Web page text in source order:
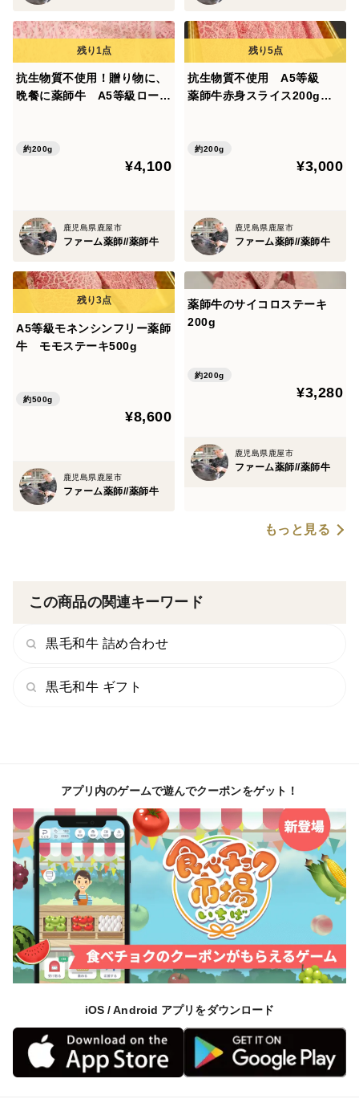
抗生物質不使用！贈り物に、
晩餐に薬師牛 A5等級ロース
約200g
¥4,100
鹿児島県鹿屋市
ファーム薬師//薬師牛
抗生物質不使用 A5等級
薬師牛赤身スライス200g
約200g
¥3,000
鹿児島県鹿屋市
ファーム薬師//薬師牛
A5等級モネンシンフリー薬師
牛 モモステーキ500g
約500g
¥8,600
鹿児島県鹿屋市
ファーム薬師//薬師牛
薬師牛のサイコロステーキ
200g
約200g
¥3,280
鹿児島県鹿屋市
ファーム薬師//薬師牛
もっと見る
この商品の関連キーワード
黒毛和牛 詰め合わせ
黒毛和牛 ギフト
アプリ内のゲームで遊んでクーポンをゲット！
iOS / Android アプリをダウンロード